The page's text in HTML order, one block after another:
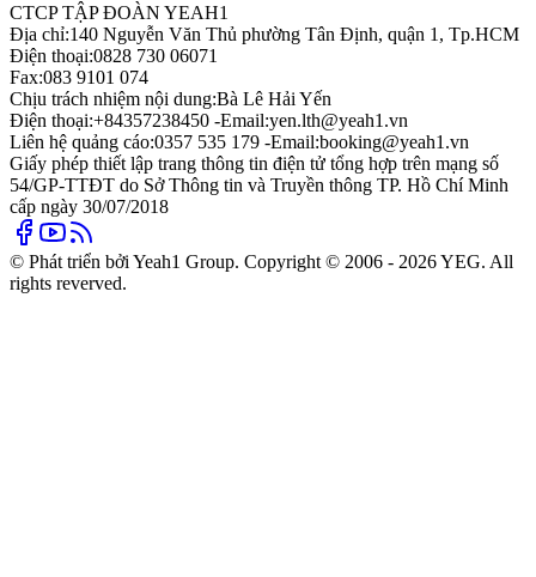
CTCP TẬP ĐOÀN YEAH1
Địa chỉ:140 Nguyễn Văn Thủ phường Tân Định, quận 1, Tp.HCM
Điện thoại:0828 730 06071
Fax:083 9101 074
Chịu trách nhiệm nội dung:Bà Lê Hải Yến
Điện thoại:+84357238450 -Email:yen.lth@yeah1.vn
Liên hệ quảng cáo:0357 535 179 -Email:booking@yeah1.vn
Giấy phép thiết lập trang thông tin điện tử tổng hợp trên mạng số
54/GP-TTĐT do Sở Thông tin và Truyền thông TP. Hồ Chí Minh
cấp ngày 30/07/2018
© Phát triển bởi Yeah1 Group. Copyright © 2006 - 2026 YEG. All
rights reverved.